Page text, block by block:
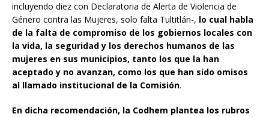
incluyendo diez con Declaratoria de Alerta de Violencia de
Género contra las Mujeres, solo falta Tultitlán-, lo cual habla
de la falta de compromiso de los gobiernos locales con
la vida, la seguridad y los derechos humanos de las
mujeres en sus municipios, tanto los que la han
aceptado y no avanzan, como los que han sido omisos
al llamado institucional de la Comisión.
En dicha recomendación, la Codhem plantea los rubros